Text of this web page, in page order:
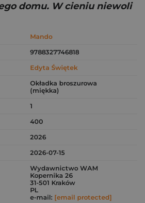
domu. W cieniu niewoli
Mando
9788327746818
Edyta Świętek
Okładka broszurowa
(miękka)
1
400
2026
2026-07-15
Wydawnictwo WAM
Kopernika 26
31-501 Kraków
PL
e-mail: [email protected]